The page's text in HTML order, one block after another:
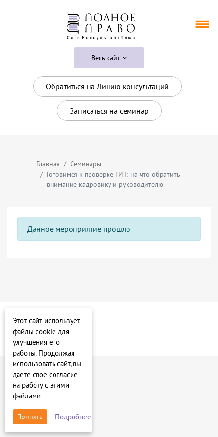
Весь сайт
Обратиться на Линию консультаций
Записаться на семинар
Главная
Семинары
Готовимся к проверке ГИТ: на что обратить
внимание кадровику и руководителю
Данное мероприятие прошло
Этот сайт использует
файлы cookie для
улучшения его
работы. Продолжая
использовать сайт, вы
даете свое согласие
на работу с этими
файлами
Принять Подробнее